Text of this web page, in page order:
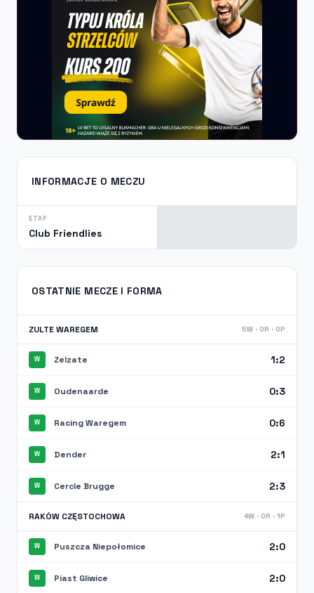
INFORMACJE O MECZU
ETAP
Club Friendlies
OSTATNIE MECZE I FORMA
ZULTE WAREGEM 5W · 0R · 0P
W Zelzate 1:2
W Oudenaarde 0:3
W Racing Waregem 0:6
W Dender 2:1
W Cercle Brugge 2:3
RAKÓW CZĘSTOCHOWA 4W · 0R · 1P
W Puszcza Niepołomice 2:0
W Piast Gliwice 2:0